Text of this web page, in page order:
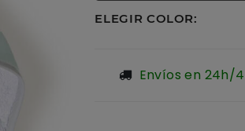
ELEGIR COLOR:
Envíos en 24h/